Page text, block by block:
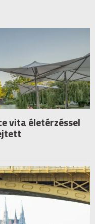
vita életérzéssel